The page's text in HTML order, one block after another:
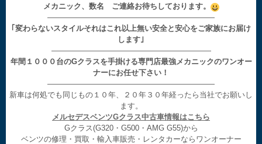
メカニック、数名 ご連絡お待ちしております。
——————————————————————
｢変わらないスタイルそれはこれ以上無い安全と安心をご家族にお届け
します｣
—————————————————————
年間１０００台のGクラスを手掛ける専門店最強メカニックのワンオー
ナーにお任せ下さい！
——————————————————————
新車は何処でも同じもの１０年、２０年３０年経ったら当社でお願いし
ます。
メルセデスベンツGクラス中古車情報はこちら
Gクラス(G320・G500・AMG G55)から
ベンツの修理・買取・輸入車販売・レンタカーならワンオーナー